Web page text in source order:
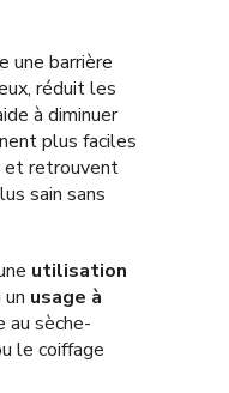
une barrière
réduit les
à diminuer
plus faciles
et retrouvent
sain sans
utilisation
un usage à
au sèche-
le coiffage